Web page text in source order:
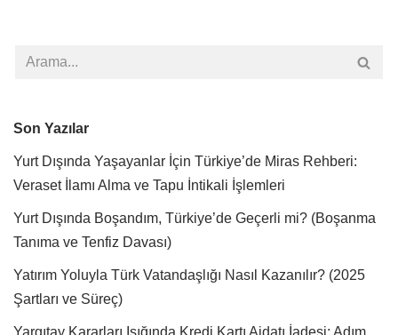
Son Yazılar
Yurt Dışında Yaşayanlar İçin Türkiye’de Miras Rehberi:
Veraset İlamı Alma ve Tapu İntikali İşlemleri
Yurt Dışında Boşandım, Türkiye’de Geçerli mi? (Boşanma
Tanıma ve Tenfiz Davası)
Yatırım Yoluyla Türk Vatandaşlığı Nasıl Kazanılır? (2025
Şartları ve Süreç)
Yargıtay Kararları Işığında Kredi Kartı Aidatı İadesi: Adım